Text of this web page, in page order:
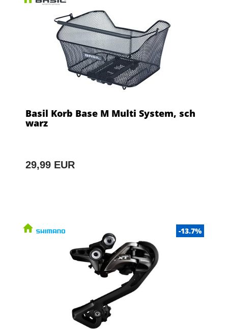
Basil Korb Base M Multi System, sch
warz
29,99 EUR
-13.7%